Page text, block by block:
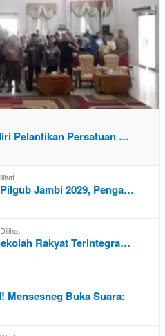
Pelantikan Persatuan …
Jambi 2029, Penga…
Rakyat Terintegra…
Mensesneg Buka Suara: